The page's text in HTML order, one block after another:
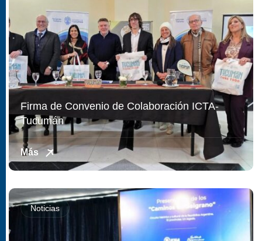
Firma de Convenio de Colaboración ICTA-
Tucumán
Más
Noticias